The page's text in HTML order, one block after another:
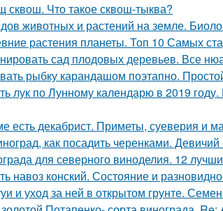
сквош. Что такое сквош-тыква?
животных и растений на земле.
растения планеты. Топ 10 Самых
сад плодовых деревьев. Все
рыбку карандашом поэтапно.
лук по Лунному календарю в 2019
есть декабрист. Приметы, суеверия и
как посадить черенками.
для северного виноделия. 12
навоз конский. Состояние и
и уход за ней в открытом грунте.